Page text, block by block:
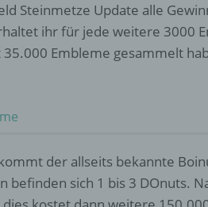
Steinmetze Update alle
ihr für jede weitere 3000
Embleme gesammelt
der allseits bekannte
befinden sich 1 bis 3 DOnuts.
Verarbeitung
dass diese
werden, um bestimmte
Person beziehen,
bezüglich Arbeitsleistung,
oder Ortswechsel dieser